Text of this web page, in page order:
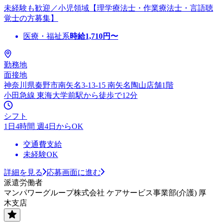
未経験も歓迎／小児領域【理学療法士・作業療法士・言語聴
覚士の方募集】
医療・福祉系時給1,710円〜
勤務地
面接地
神奈川県秦野市南矢名3-13-15 南矢名陶山店舗1階
小田急線 東海大学前駅から徒歩で12分
シフト
1日4時間 週4日からOK
交通費支給
未経験OK
詳細を見る
応募画面に進む
派遣労働者
マンパワーグループ株式会社 ケアサービス事業部(介護) 厚
木支店